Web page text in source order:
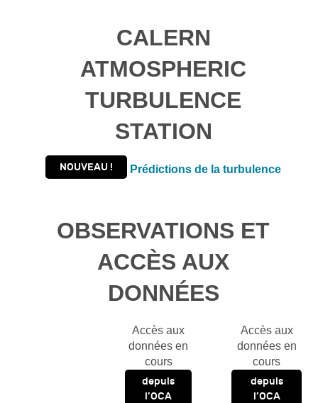
CALERN
ATMOSPHERIC
TURBULENCE
STATION
NOUVEAU ! Prédictions de la turbulence
OBSERVATIONS ET
ACCÈS AUX
DONNÉES
Accès aux
données en
cours
depuis
l’OCA
Accès aux
données en
cours
depuis
l’OCA